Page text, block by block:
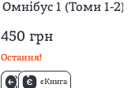
Омнібус 1 (Томи 1-2)
450грн
Остання!
єКнига